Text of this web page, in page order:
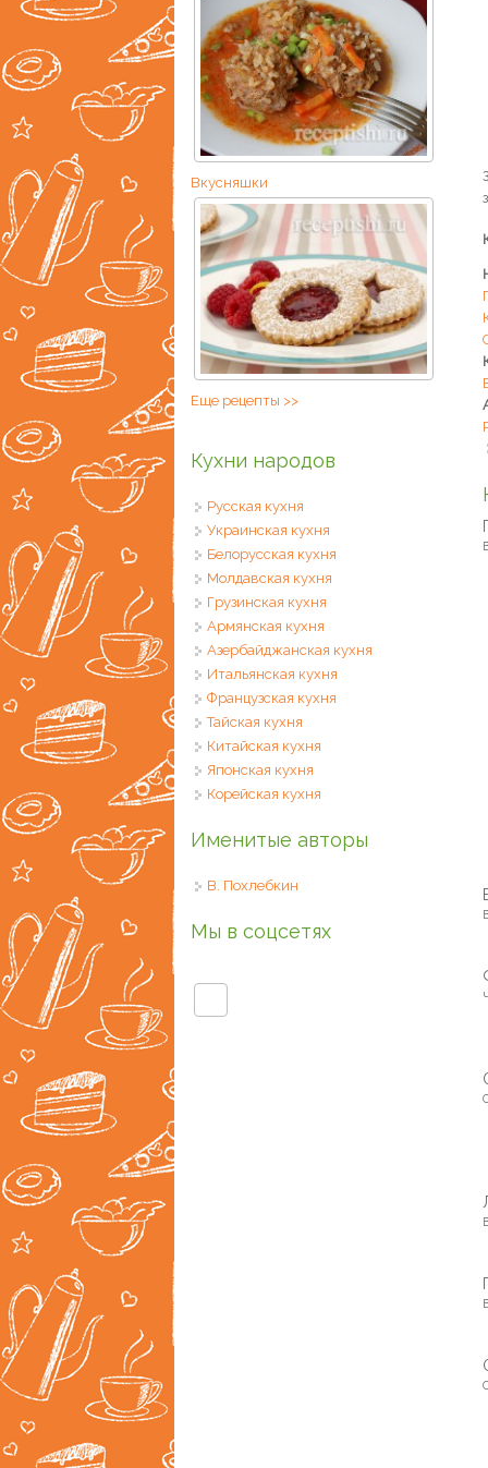
Вкусняшки
Еще рецепты >>
Кухни народов
Русская кухня
Украинская кухня
Белорусская кухня
Молдавская кухня
Грузинская кухня
Армянская кухня
Азербайджанская кухня
Итальянская кухня
Французская кухня
Тайская кухня
Китайская кухня
Японская кухня
Корейская кухня
Именитые авторы
В. Похлебкин
Мы в соцсетях